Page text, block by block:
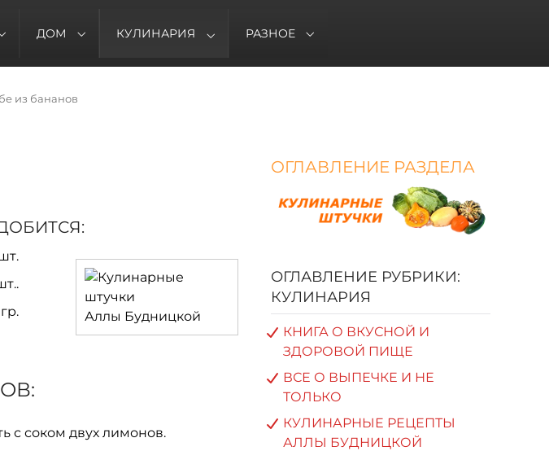
ДОМ КУЛИНАРИЯ РАЗНОЕ
из бананов
с соком двух лимонов.
ОГЛАВЛЕНИЕ РАЗДЕЛА
ОГЛАВЛЕНИЕ РУБРИКИ:
КУЛИНАРИЯ
КНИГА О ВКУСНОЙ И
ЗДОРОВОЙ ПИЩЕ
ВСЕ О ВЫПЕЧКЕ И НЕ
ТОЛЬКО
КУЛИНАРНЫЕ РЕЦЕПТЫ
АЛЛЫ БУДНИЦКОЙ